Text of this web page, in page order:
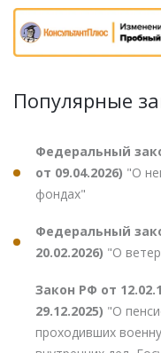
Популярные
Федеральный
от 09.04.2026) "О
фондах"
Федеральный
20.02.2026) "О
Закон РФ от
29.12.2025) "О
проходивших